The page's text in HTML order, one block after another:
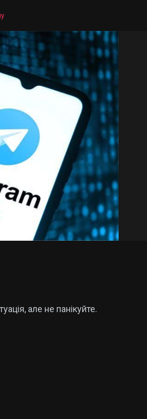
але не панікуйте.